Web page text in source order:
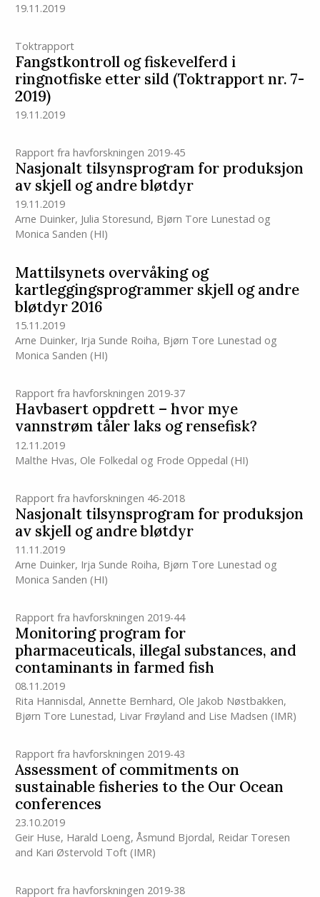
19.11.2019
Toktrapport
Fangstkontroll og fiskevelferd i
ringnotfiske etter sild (Toktrapport nr. 7-
2019)
19.11.2019
Rapport fra havforskningen 2019-45
Nasjonalt tilsynsprogram for produksjon
av skjell og andre bløtdyr
19.11.2019
Arne Duinker, Julia Storesund, Bjørn Tore Lunestad og
Monica Sanden (HI)
Mattilsynets overvåking og
kartleggingsprogrammer skjell og andre
bløtdyr 2016
15.11.2019
Arne Duinker, Irja Sunde Roiha, Bjørn Tore Lunestad og
Monica Sanden (HI)
Rapport fra havforskningen 2019-37
Havbasert oppdrett – hvor mye
vannstrøm tåler laks og rensefisk?
12.11.2019
Malthe Hvas, Ole Folkedal og Frode Oppedal (HI)
Rapport fra havforskningen 46-2018
Nasjonalt tilsynsprogram for produksjon
av skjell og andre bløtdyr
11.11.2019
Arne Duinker, Irja Sunde Roiha, Bjørn Tore Lunestad og
Monica Sanden (HI)
Rapport fra havforskningen 2019-44
Monitoring program for
pharmaceuticals, illegal substances, and
contaminants in farmed fish
08.11.2019
Rita Hannisdal, Annette Bernhard, Ole Jakob Nøstbakken,
Bjørn Tore Lunestad, Livar Frøyland and Lise Madsen (IMR)
Rapport fra havforskningen 2019-43
Assessment of commitments on
sustainable fisheries to the Our Ocean
conferences
23.10.2019
Geir Huse, Harald Loeng, Åsmund Bjordal, Reidar Toresen
and Kari Østervold Toft(IMR)
Rapport fra havforskningen 2019-38